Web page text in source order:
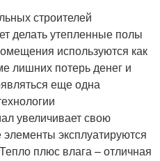
строителей
делать утепленные полы
используются как
лишних потерь денег и
еще одна
увеличивает свою
эксплуатируются
плюс влага – отличная